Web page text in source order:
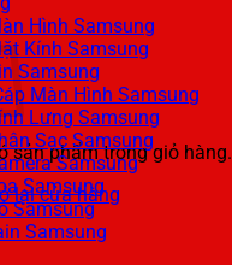
sản phẩm trong giỏ hàng.
lại cửa hàng
Hình Samsung
Kính Samsung
Samsung
Màn Hình Samsung
Lưng Samsung
Sạc Samsung
Samsung
Samsung
Samsung
Samsung